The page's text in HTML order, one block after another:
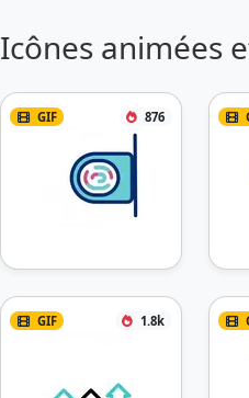
Icônes animées
GIF 876
GIF 1.8k